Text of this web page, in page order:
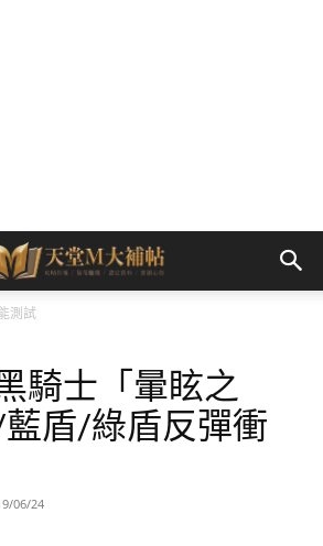
測試
騎士「暈眩之
盾/綠盾反彈衝
06/24